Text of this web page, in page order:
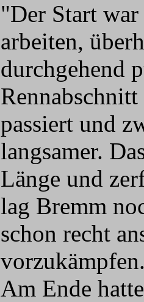
"Der Start
arbeiten,
durchgehend
passiert und
langsamer.
Länge und
lag Bremm
schon recht
Am Ende hatte